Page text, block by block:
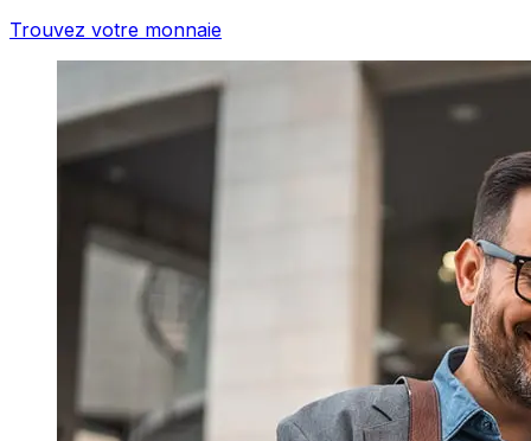
Trouvez votre monnaie